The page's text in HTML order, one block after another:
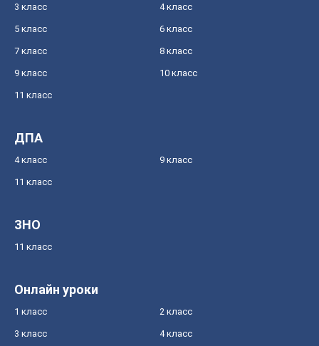
3 класс 4 класс
5 класс 6 класс
7 класс 8 класс
9 класс 10 класс
11 класс
ДПА
4 класс 9 класс
11 класс
ЗНО
11 класс
Онлайн уроки
1 класс 2 класс
3 класс 4 класс